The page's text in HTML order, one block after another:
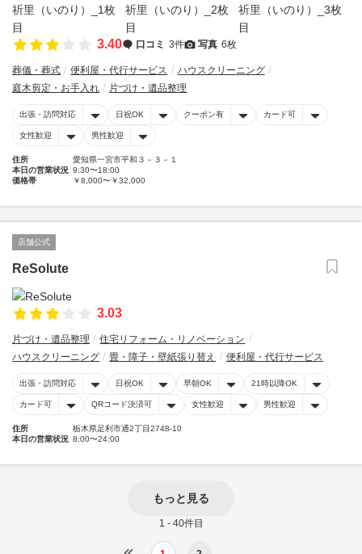
3.40 口コミ 3件 写真 6枚
葬儀・葬式 便利屋・代行サービス
ハウスクリーニング
庭木剪定・お手入れ
片づけ・遺品整理
出張・訪問対応 日祝OK クーポン有 カード可
女性歓迎 男性歓迎
住所
愛知県一宮市平和３－３－１
本日の営業状況 9:30〜18:00
価格帯
￥8,000〜￥32,000
店舗公式
ReSolute
3.03
片づけ・遺品整理
住宅リフォーム・リノベーション
ハウスクリーニング
畳・障子・壁紙張り替え 便利屋・代行サービス
出張・訪問対応 日祝OK 早朝OK 21時以降OK
カード可 QRコード決済可 女性歓迎 男性歓迎
住所
栃木県足利市通2丁目2748-10
本日の営業状況 8:00〜24:00
もっと見る
1 - 40件目